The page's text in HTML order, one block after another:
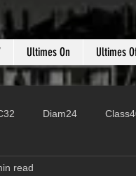
Ultimes On Ultimes
Diam24
40read